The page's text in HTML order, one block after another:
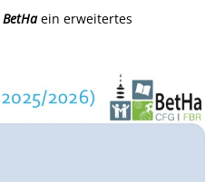
BetHaein erweitertes